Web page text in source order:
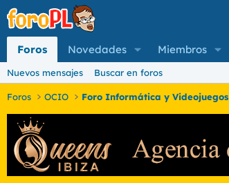
Foros Novedades Miembros
Nuevos mensajes Buscar en foros
Foros OCIO Foro Informática y Videojuegos